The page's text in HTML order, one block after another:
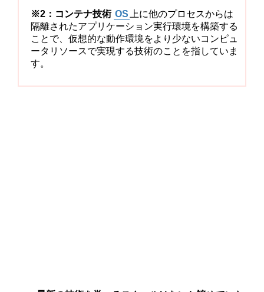
※2： コンテナ技術 OS
上に他のプロセスからは
隔離されたアプリケーション実行環境を構築する
ことで、仮想的な動作環境をより少ないコンピュ
ータリソースで実現する技術のことを指していま
す。